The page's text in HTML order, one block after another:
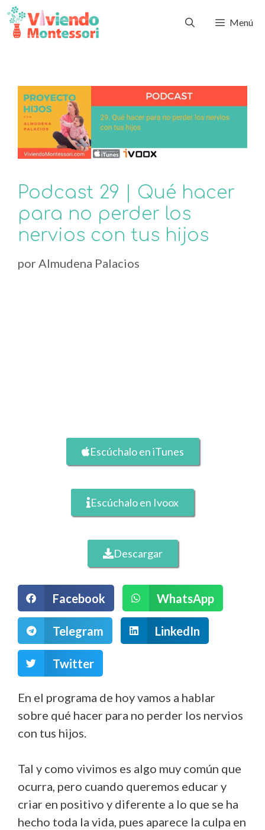
Menú
Podcast 29 | Qué hacer
para no perder los
nervios con tus hijos
por Almudena Palacios
Escúchalo en iTunes
Escúchalo en Ivoox
Descargar
Facebook WhatsApp
Telegram LinkedIn
Twitter
En el programa de hoy vamos a hablar
sobre qué hacer para no perder los nervios
con tus hijos.
Tal y como vivimos es algo muy común que
ocurra, pero cuando queremos educar y
criar en positivo y diferente a lo que se ha
hecho toda la vida, pues aparece la culpa en